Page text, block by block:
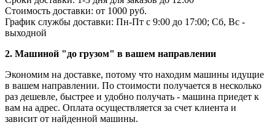
Стоимость доставки: от 1000 руб.
График службы доставки: Пн-Пт с 9:00 до 17:00; Сб, Вс -
выходной
2. Машиной "до грузом" в вашем направлении
Экономим на доставке, потому что находим машины идущие
в вашем направлении. По стоимости получается в несколько
раз дешевле, быстрее и удобно получать - машина приедет к
вам на адрес. Оплата осуществляется за счет клиента и
зависит от найденной машины.